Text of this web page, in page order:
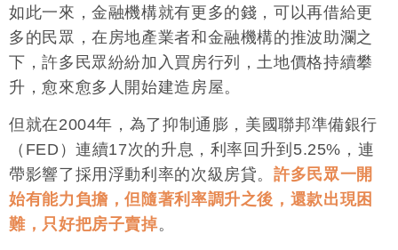
如此一來，金融機構就有更多的錢，可以再借給更
多的民眾，在房地產業者和金融機構的推波助瀾之
下，許多民眾紛紛加入買房行列，土地價格持續攀
升，愈來愈多人開始建造房屋。
但就在2004年，為了抑制通膨，美國聯邦準備銀行
（FED）連續17次的升息，利率回升到5.25%，連
帶影響了採用浮動利率的次級房貸。許多民眾一開
始有能力負擔，但隨著利率調升之後，還款出現困
難，只好把房子賣掉。